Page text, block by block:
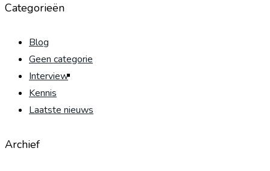
Categorieën
Blog
Geen categorie
Interview
Kennis
Laatste nieuws
Archief